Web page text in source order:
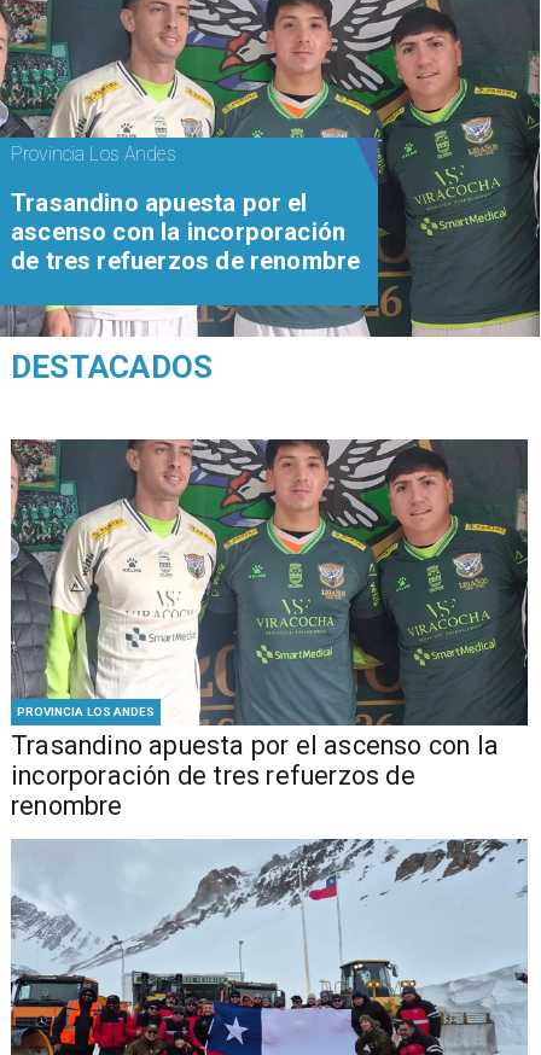
PROVINCIA LOS ANDES
Trasandino apuesta por el ascenso con la
incorporación de tres refuerzos de
renombre
Provincia Los Andes
Trasandino apuesta por el
ascenso con la incorporación
de tres refuerzos de renombre
DESTACADOS